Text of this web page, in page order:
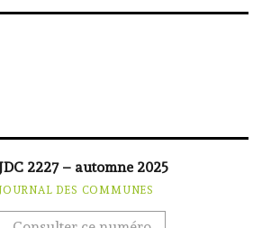
2227 – automne 2025
JOURNAL DES COMMUNES